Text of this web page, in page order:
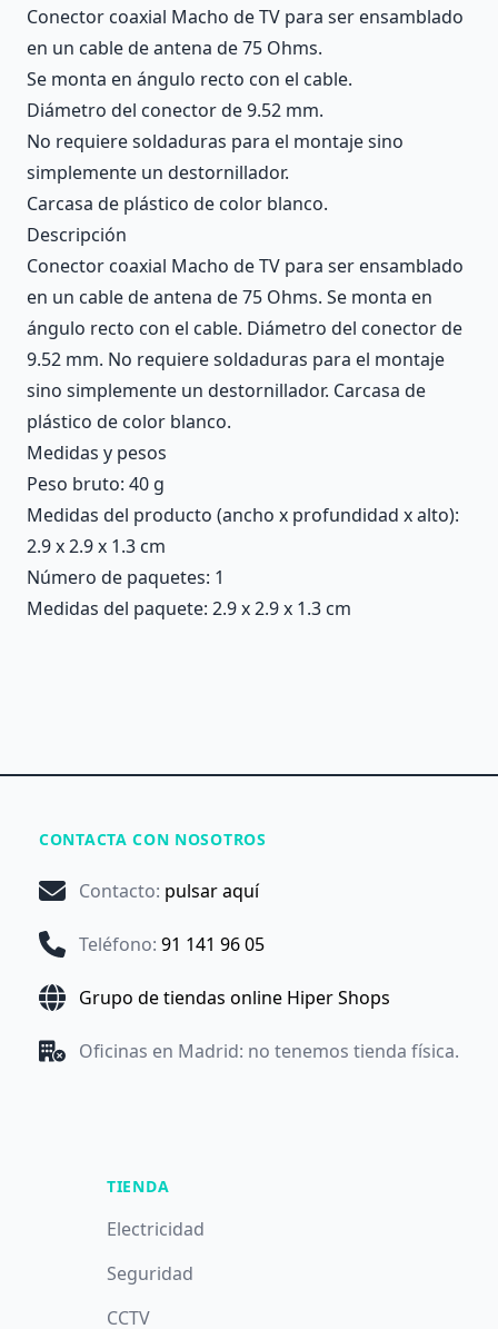
Conector coaxial Macho de TV para ser ensamblado
en un cable de antena de 75 Ohms.
Se monta en ángulo recto con el cable.
Diámetro del conector de 9.52 mm.
No requiere soldaduras para el montaje sino
simplemente un destornillador.
Carcasa de plástico de color blanco.
Descripción
Conector coaxial Macho de TV para ser ensamblado
en un cable de antena de 75 Ohms. Se monta en
ángulo recto con el cable. Diámetro del conector de
9.52 mm. No requiere soldaduras para el montaje
sino simplemente un destornillador. Carcasa de
plástico de color blanco.
Medidas y pesos
Peso bruto: 40 g
Medidas del producto (ancho x profundidad x alto):
2.9 x 2.9 x 1.3 cm
Número de paquetes: 1
Medidas del paquete: 2.9 x 2.9 x 1.3 cm
CONTACTA CON NOSOTROS
Contacto: pulsar aquí
Teléfono: 91 141 96 05
Grupo de tiendas online Hiper Shops
Oficinas en Madrid: no tenemos tienda física.
TIENDA
Electricidad
Seguridad
CCTV